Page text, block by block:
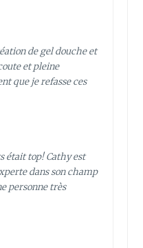
de gel douche et
et pleine
que je refasse ces
était top! Cathy est
dans son champ
personne très